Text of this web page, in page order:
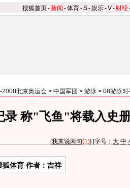
搜狐首页-新闻 -体育-S-娱乐-V- 财经
2008北京奥运会 > 中国军团 > 游泳 > 08游泳对
录 称"飞鱼"将载入史
[我来说两句(1)] [字号： 大 中
狐体育 作者：吉祥